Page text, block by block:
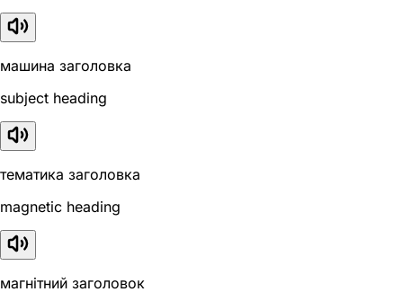
машина заголовка
subject heading
тематика заголовка
magnetic heading
магнітний заголовок